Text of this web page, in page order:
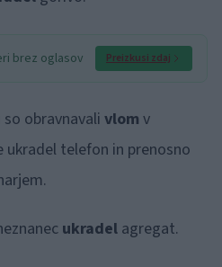
brez oglasov Preizkusi zdaj
so obravnavali vlom v
telefon in prenosno
ukradel agregat.